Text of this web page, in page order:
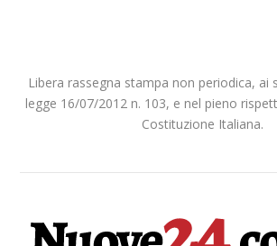
Libera rassegna stampa non periodica, ai
legge 16/07/2012 n. 103, e nel pieno
Costituzione Italiana.